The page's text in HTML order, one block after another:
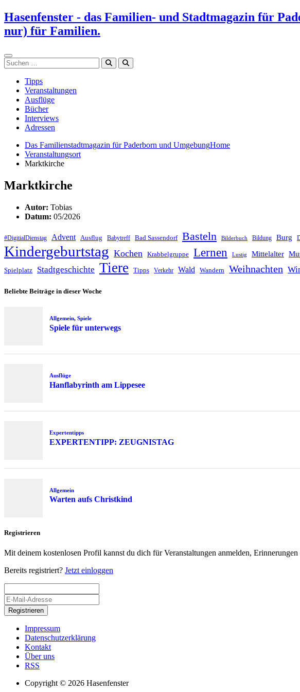
Zum
Inhalt
springen
Hasenfenster - das Familien- und Stadtmagazin für
nur) für Familien.
Suchen
Tipps
Veranstaltungen
Ausflüge
Bücher
Interviews
Adressen
Das Familienstadtmagazin für Paderborn und UmgebungHome
Veranstaltungsort
Marktkirche
Marktkirche
Autor: Tobias
Datum: 05/2026
#DigitialDienstag Advent Ausflug Babytreff Bad Sassendorf Basteln Bilderbuch Bildung Burg
Kindergeburtstag Kochen Krabbelgruppe Lernen Lustig Mittelalter
Spielplatz Stadtgeschichte Tiere Tipps Verkehr Wald Wandern Weihnachten
Beliebte Beiträge in dieser Woche
Allgemein, Spiele
Spiele für unterwegs
Ausflüge
Hanflabyrinth am Lippesee
Expertentipps
EXPERTENTIPP: ZEUGNISTAG
Allgemein
Warten aufs Christkind
Registrieren
Mit deinem kostenlosen Profil kannst du dich für Veranstaltungen anmelden,
Bereits registriert? Jetzt einloggen
Registrieren
Impressum
Datenschutzerklärung
Kontakt
Über uns
RSS
Copyright © 2026 Hasenfenster